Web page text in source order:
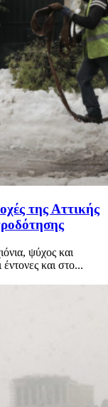
της Αττικής
ψύχος και
και στο...